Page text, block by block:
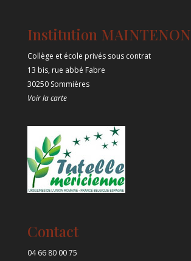
Institution MAINTENON
Collège et école privés sous contrat
13 bis, rue abbé Fabre
30250 Sommières
Voir la carte
Contact
04 66 80 00 75